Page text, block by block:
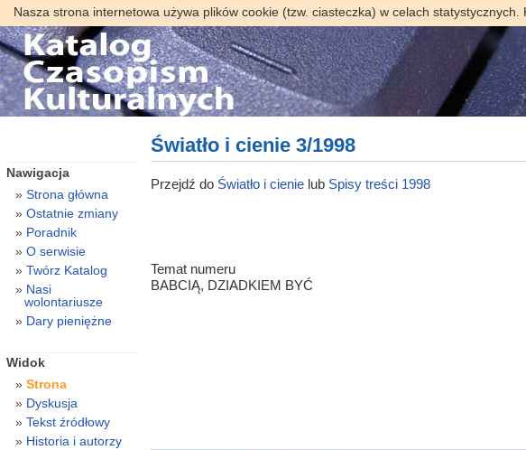
Nasza strona internetowa używa plików cookie (tzw. ciasteczka) w celach
Światło i cienie 3/1998
Przejdź do Światło i cienie lub Spisy treści 1998
Temat numeru
BABCIĄ, DZIADKIEM BYĆ
Nawigacja
Strona główna
Ostatnie zmiany
Poradnik
O serwisie
Twórz Katalog
Nasi
wolontariusze
Dary pieniężne
Widok
Strona
Dyskusja
Tekst źródłowy
Historia i autorzy